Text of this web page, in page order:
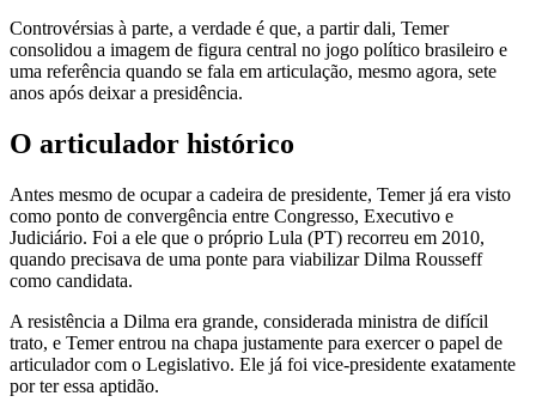
Controvérsias à parte, a verdade é que, a partir dali, Temer
consolidou a imagem de figura central no jogo político brasileiro e
uma referência quando se fala em articulação, mesmo agora, sete
anos após deixar a presidência.
O articulador histórico
Antes mesmo de ocupar a cadeira de presidente, Temer já era visto
como ponto de convergência entre Congresso, Executivo e
Judiciário. Foi a ele que o próprio Lula (PT) recorreu em 2010,
quando precisava de uma ponte para viabilizar Dilma Rousseff
como candidata.
A resistência a Dilma era grande, considerada ministra de difícil
trato, e Temer entrou na chapa justamente para exercer o papel de
articulador com o Legislativo. Ele já foi vice-presidente exatamente
por ter essa aptidão.